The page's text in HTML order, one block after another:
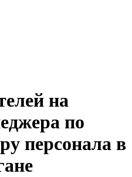
на
по
персонала в